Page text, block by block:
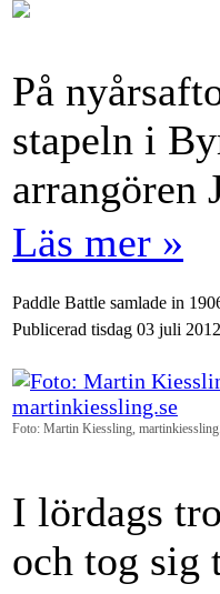
På
stapeln i
arrangören
Läs mer »
Paddle Battle samlade in
Publicerad tisdag 03 juli
Foto: Martin Kiessling,
I lördags
och tog sig